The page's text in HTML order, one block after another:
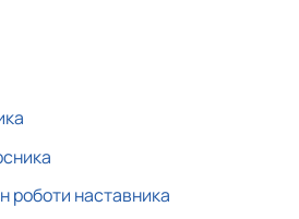
роботи наставника